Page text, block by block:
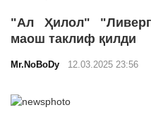
"Ал Ҳилол"
маош таклиф қилди
Mr.NoBoDy 12.03.2025 23:56